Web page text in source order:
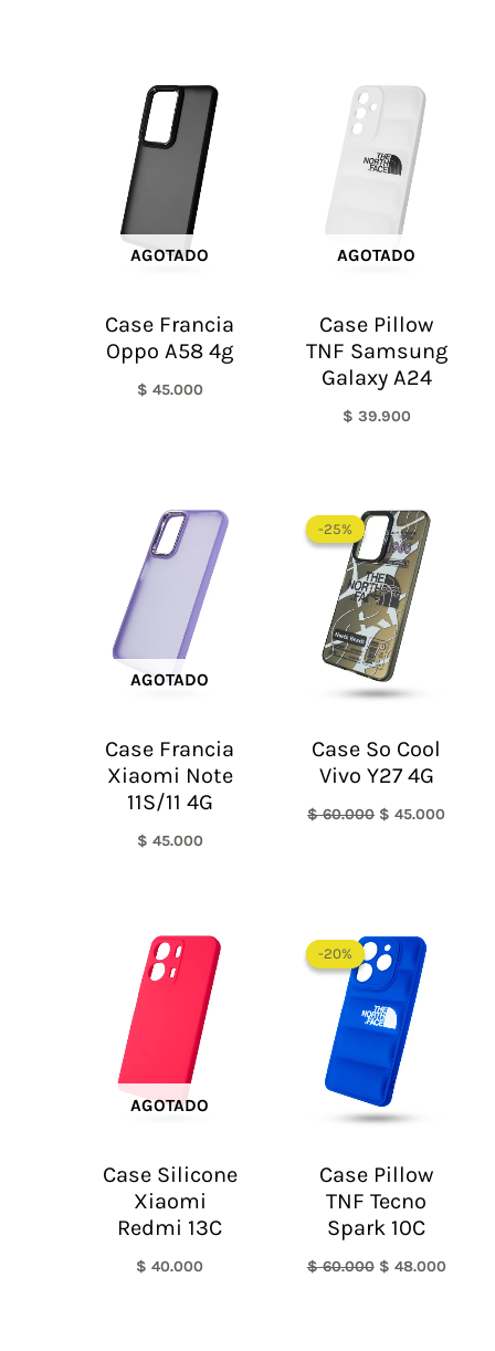
AGOTADO
Case Francia
Oppo A58 4g
$ 45.000
AGOTADO
Case Pillow
TNF Samsung
Galaxy A24
$ 39.900
AGOTADO
Case Francia
Xiaomi Note
11S/11 4G
$ 45.000
-25%
-25%
Case So Cool
Vivo Y27 4G
$60.000
precio
original
era:
$ 60.000.
$ 45.000
AGOTADO
Case Silicone
Xiaomi
Redmi 13C
$ 40.000
-20%
-20%
Case Pillow
TNF Tecno
Spark 10C
$60.000
precio
original
era:
$ 60.000.
$ 48.000